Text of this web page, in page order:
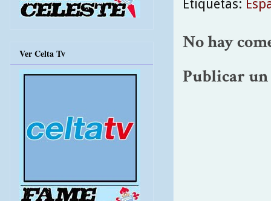
Etiquetas:
No hay
Publicar
Ver Celta Tv